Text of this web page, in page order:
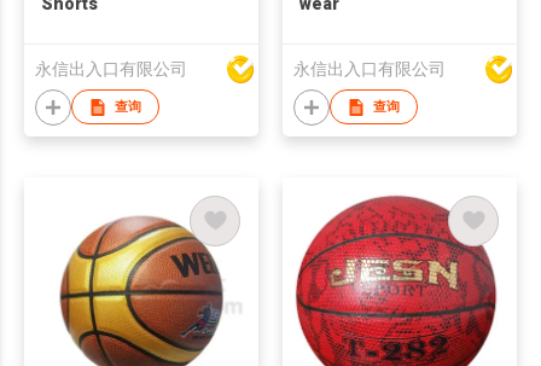
永信出入口有限公司
查询
永信出入口有限公司
查询